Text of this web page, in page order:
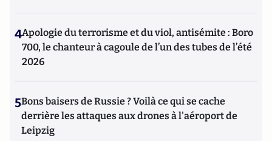
4Apologie du terrorisme et du viol, antisémite : Boro
700, le chanteur à cagoule de l’un des tubes de l’été
2026
5Bons baisers de Russie ? Voilà ce qui se cache
derrière les attaques aux drones à l'aéroport de
Leipzig